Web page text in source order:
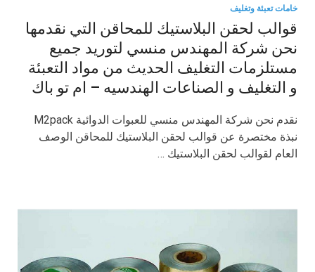
خامات تعبئة وتغليف
قوالب لحقن البلاستيك للمحاقن التي نقدمها
نحن شركة المهندس منسي لتوريد جميع
مستلزمات التغليف الحديث من مواد التعبئة
و التغليف و الصناعات الهندسيه – ام تو باك
نقدم نحن شركة المهندس منسي للعبوات الدوائية M2pack
نبذة مختصرة عن قوالب لحقن البلاستيك للمحاقن الوصف
العام لقوالب لحقن البلاستيك …